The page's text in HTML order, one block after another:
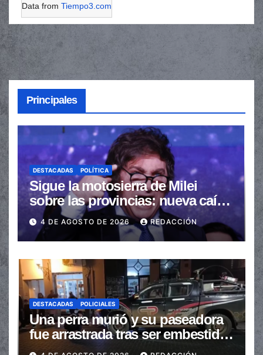
Data from Tiempo3.com
Principales
DESTACADAS POLÍTICA
Sigue la motosierra de Milei
sobre las provincias: nueva caída
de las transferencias no
automáticas
4 DE AGOSTO DE 2026 REDACCIÓN
DESTACADAS POLICIALES
Una perra murió y su paseadora
fue arrastrada tras ser embestidas
en la senda peatonal